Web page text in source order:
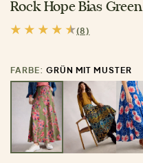
Rock Hope Bias Green
(8)
FARBE: GRÜN MIT MUSTER